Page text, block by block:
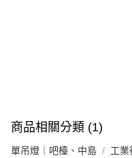
商品相關分類 (1)
單吊燈｜吧檯、中島 工業